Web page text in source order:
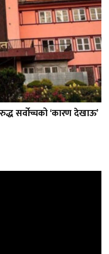
सर्वोच्चको ‘कारण देखाऊ’